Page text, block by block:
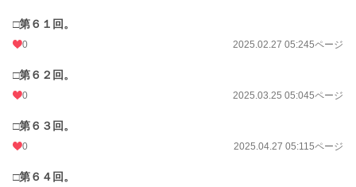
□第６１回。
0 2025.02.27 05:245ページ
□第６２回。
0 2025.03.25 05:045ページ
□第６３回。
0 2025.04.27 05:115ページ
□第６４回。